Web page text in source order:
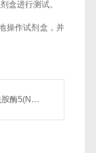
盒进行测试。
操作试剂盒，并
检测试剂盒